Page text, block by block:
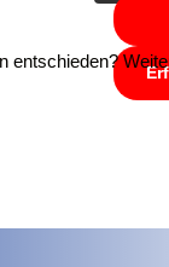
entschieden?